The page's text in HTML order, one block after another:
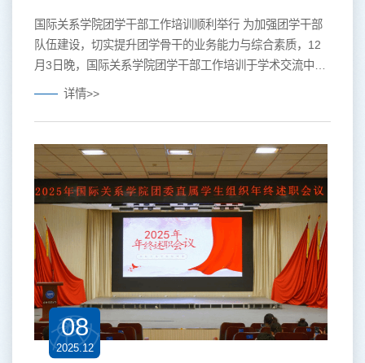
国际关系学院团学干部工作培训顺利举行 为加强团学干部
队伍建设，切实提升团学骨干的业务能力与综合素质，12
月3日晚，国际关系学院团学干部工作培训于学术交流中心
第二会议室举行。本次培训由院团委书记孙华砚主讲，团委
训。 培训聚焦团学工作实际，以“新闻六要素”为主线，系统
梳理了学生工作中常见的问题与难点。围绕“时间”要素，孙
华砚老师详细讲解了联系他人的合适时段、...
详情>>
08
2025.12